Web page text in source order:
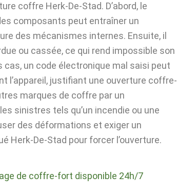
coffre Herk-De-Stad. D’abord, le
composants peut entraîner un
des mécanismes internes. Ensuite, il
ou cassée, ce qui rend impossible son
cas, un code électronique mal saisi peut
l’appareil, justifiant une ouverture coffre-
marques de coffre par un
sinistres tels qu’un incendie ou une
des déformations et exiger un
Herk-De-Stad pour forcer l’ouverture.
de coffre-fort disponible 24h/7